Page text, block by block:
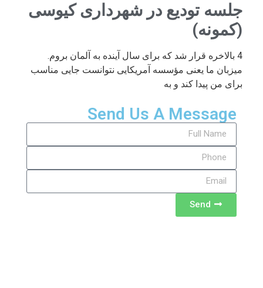
جلسه تودیع در شهرداری کیوسی
(کمونه)
4 بالاخره قرار شد که برای سال آینده به آلمان بروم.
میزبان ما یعنی مؤسسه آمریکایی نتوانست جایی مناسب
برای من پیدا کند و به
Send Us A Message
Send